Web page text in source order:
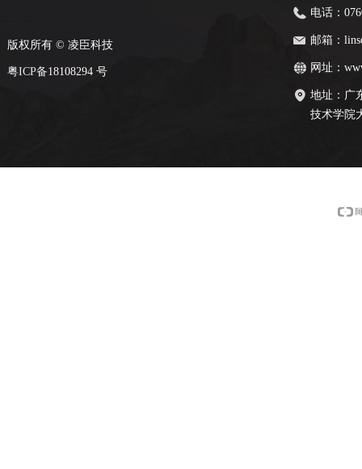
版权所有 © 凌臣科技
粤ICP备18108294 号
电话：
邮箱：
网址：
地址： 广
技术学院